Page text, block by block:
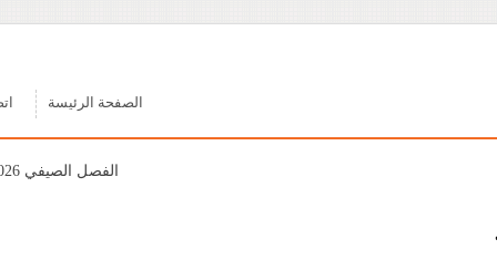
اتصل بنا